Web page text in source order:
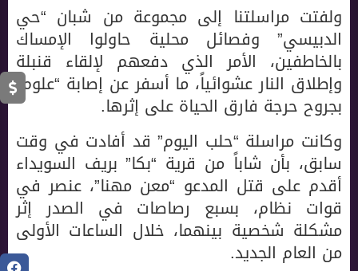
ولفتت مراسلتنا إلى مجموعة من شبان “حي
الدبيسي” وفصائل محلية حاولوا الإمساك
بالخاطفين، الأمر الذي دفعهم لإلقاء قنبلة
وإطلاق النار عشوائياً، ما أسفر عن إصابة “علوم”
بجروح حرجة فارق الحياة على إثرها.
وكانت مراسلة “حلب اليوم” قد أفادت في وقت
سابق، بأن شاباً من قرية “بكا” بريف السويداء
أقدم على قتل المدعو “معن مهنا”، عنصر في
قوات نظام، بسبع رصاصات في الصدر إثر
مشكلة شخصية بينهما، خلال الساعات الأولى
من العام الجديد.